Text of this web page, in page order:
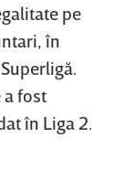
pe
în
a fost
în Liga 2.